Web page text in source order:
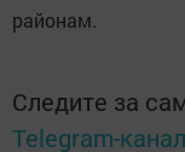
районам.
Следите за
Telegram-